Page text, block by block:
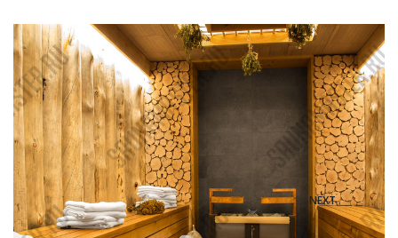
NEXT